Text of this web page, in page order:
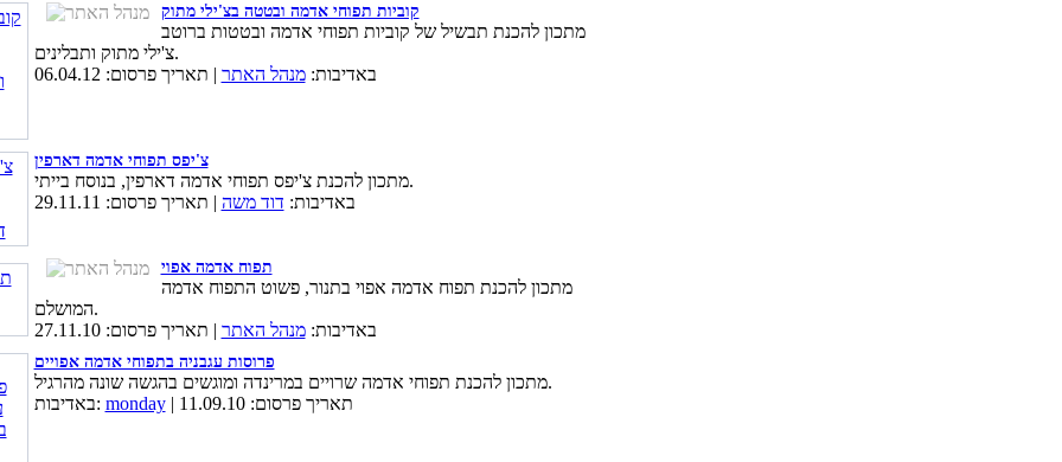
קוביות תפוחי אדמה ובטטה בצ'ילי מתוק
מתכון להכנת תבשיל של קוביות תפוחי אדמה ובטטות ברוטב
צ'ילי מתוק ותבלינים.
באדיבות:מנהל האתר | תאריך פרסום: 06.04.12
צ'יפס תפוחי אדמה דארפין
מתכון להכנת צ'יפס תפוחי אדמה דארפין, בנוסח בייתי.
באדיבות: דוד משה | תאריך פרסום: 29.11.11
תפוח אדמה אפוי
מתכון להכנת תפוח אדמה אפוי בתנור, פשוט התפוח אדמה
המושלם.
באדיבות:מנהל האתר | תאריך פרסום: 27.11.10
פרוסות עגבניה בתפוחי אדמה אפויים
מתכון להכנת תפוחי אדמה שרויים במרינדה ומוגשים בהגשה שונה מהרגיל.
באדיבות: monday | תאריך פרסום: 11.09.10